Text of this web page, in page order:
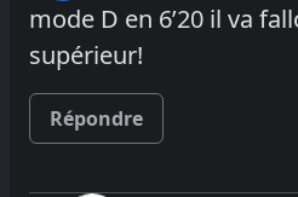
mode D en 6’20 il va
supérieur!
Répondre